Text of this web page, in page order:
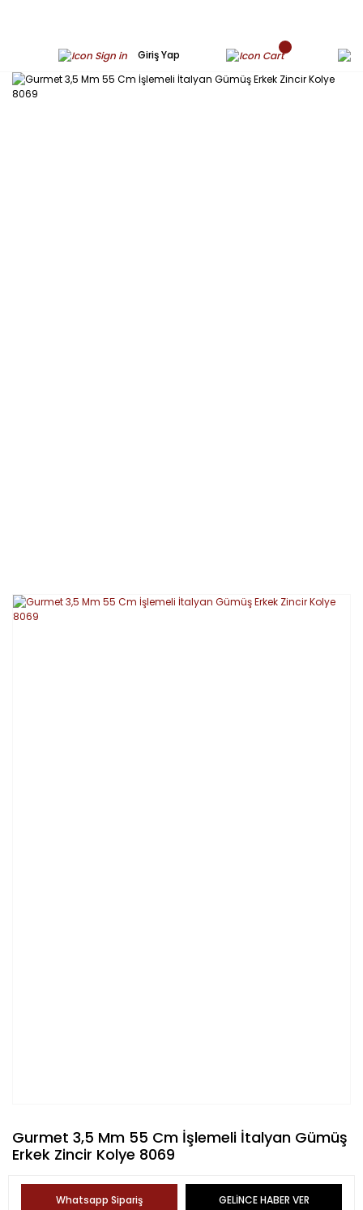
Giriş Yap
Gurmet 3,5 Mm 55 Cm İşlemeli İtalyan Gümüş
Erkek Zincir Kolye 8069
Whatsapp Sipariş GELİNCE HABER VER